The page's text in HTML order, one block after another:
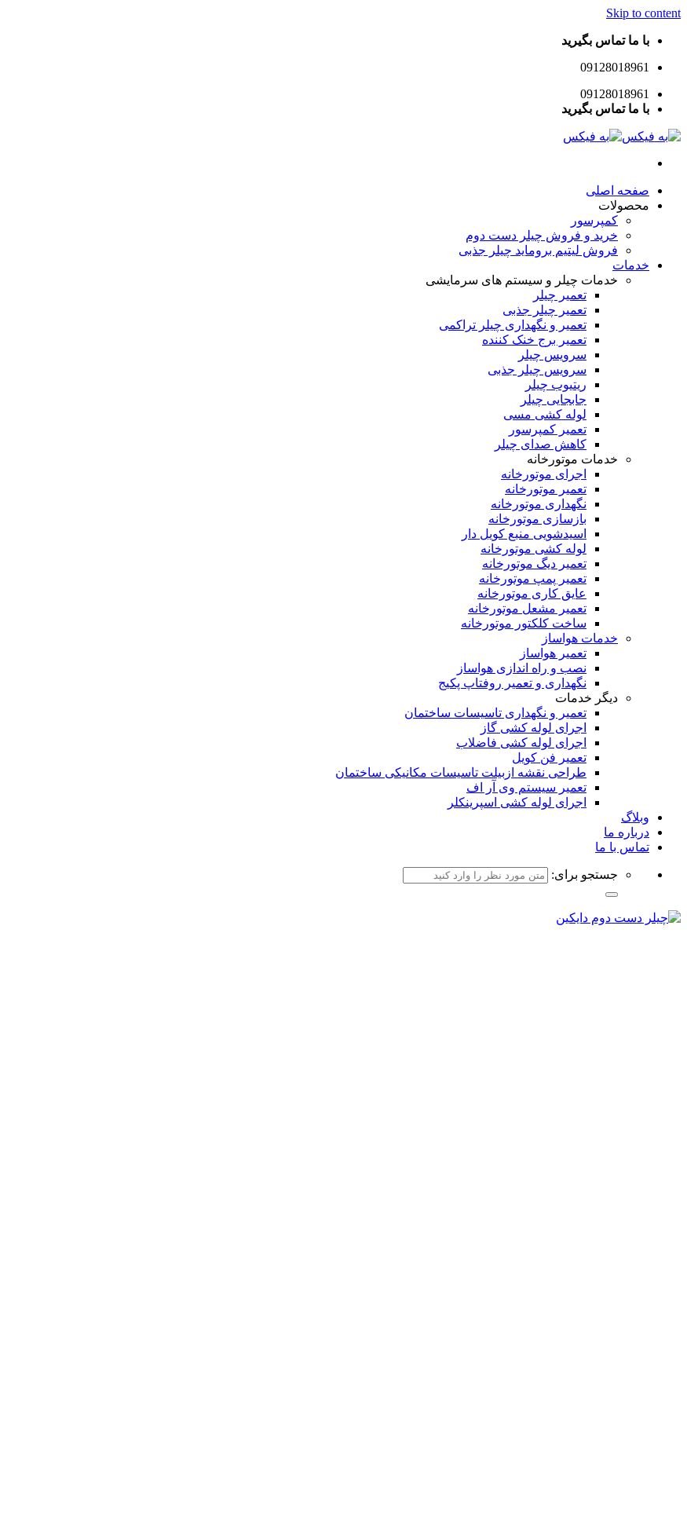
Skip to content
با ما تماس بگیرید
09128018961
09128018961
با ما تماس بگیرید
صفحه اصلی
محصولات
کمپرسور
خرید و فروش چیلر دست دوم
فروش لیتیم بروماید چیلر جذبی
خدمات
خدمات چیلر و سیستم های سرمایشی
تعمیر چیلر
تعمیر چیلر جذبی
تعمیر و نگهداری چیلر تراکمی
تعمیر برج خنک کننده
سرویس چیلر
سرویس چیلر جذبی
ریتیوب چیلر
جابجایی چیلر
لوله کشی مسی
تعمیر کمپرسور
کاهش صدای چیلر
خدمات موتورخانه
اجرای موتورخانه
تعمیر موتورخانه
نگهداری موتورخانه
بازسازی موتورخانه
اسیدشویی منبع کویل دار
لوله کشی موتورخانه
تعمیر دیگ موتورخانه
تعمیر پمپ موتورخانه
عایق کاری موتورخانه
تعمیر مشعل موتورخانه
ساخت کلکتور موتورخانه
خدمات هواساز
تعمیر هواساز
نصب و راه اندازی هواساز
نگهداری و تعمیر روفتاپ پکیج
دیگر خدمات
تعمیر و نگهداری تاسیسات ساختمان
اجرای لوله کشی گاز
اجرای لوله کشی فاضلاب
تعمیر فن کویل
طراحی نقشه ازبیلت تاسیسات مکانیکی ساختمان
تعمیر سیستم وی آر اف
اجرای لوله کشی اسپرینکلر
وبلاگ
درباره ما
تماس با ما
جستجو برای: